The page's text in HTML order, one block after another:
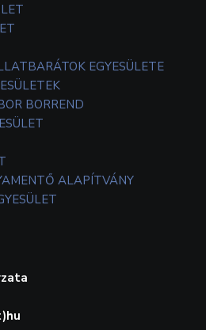
EGYESÜLETE
BORREND
ALAPÍTVÁNY